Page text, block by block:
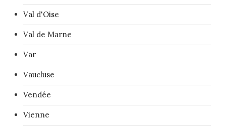
Val d'Oise
Val de Marne
Var
Vaucluse
Vendée
Vienne